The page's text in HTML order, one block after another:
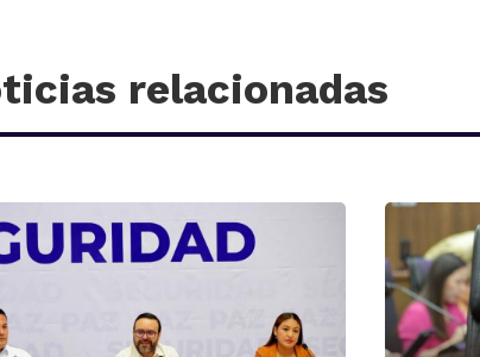
relacionadas